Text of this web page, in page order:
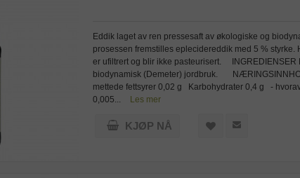
Eddik laget av ren pressesaft av økologiske og
prosessen fremstilles eplecidereddik med 5 %
er ufiltrert og blir ikke pasteurisert. INGREDIENSER
biodynamisk (Demeter) jordbruk.
mettede fettsyrer 0,02 g Karbohydrater 0,4 g -
0,005...
Les mer
KJØP NÅ